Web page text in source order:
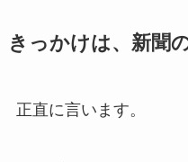
きっかけは、新聞
正直に言います。